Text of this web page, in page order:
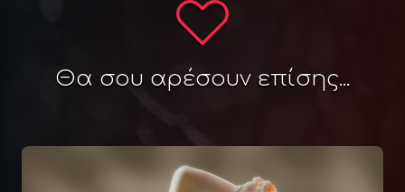
Θα σου αρέσουν επίσης...